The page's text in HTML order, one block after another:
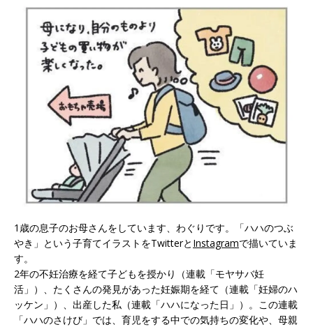
1歳の息子のお母さんをしています、わぐりです。「ハハのつぶ
やき」という子育てイラストをTwitterと Instagramで描いていま
す。
2年の不妊治療を経て子どもを授かり（連載「モヤサバ妊
活」）、たくさんの発見があった妊娠期を経て（連載「妊婦のハ
ッケン」）、出産した私（連載「ハハになった日」）。この連載
「ハハのさけび」では、育児をする中での気持ちの変化や、母親